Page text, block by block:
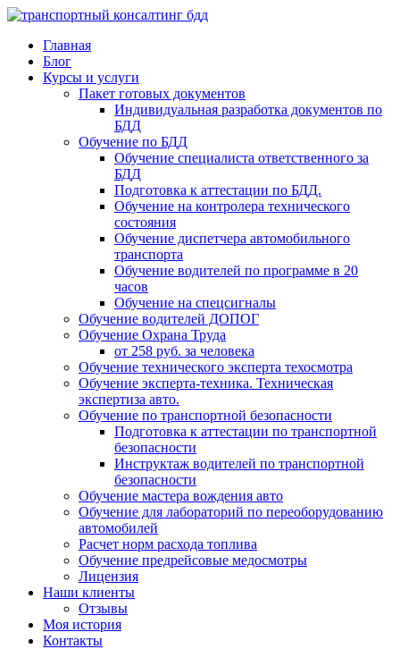
Главная
Блог
Курсы и услуги
Пакет готовых документов
Индивидуальная разработка документов по
БДД
Обучение по БДД
Обучение специалиста ответственного за
БДД
Подготовка к аттестации по БДД.
Обучение на контролера технического
состояния
Обучение диспетчера автомобильного
транспорта
Обучение водителей по программе в 20
часов
Обучение на спецсигналы
Обучение водителей ДОПОГ
Обучение Охрана Труда
от 258 руб. за человека
Обучение технического эксперта техосмотра
Обучение эксперта-техника. Техническая
экспертиза авто.
Обучение по транспортной безопасности
Подготовка к аттестации по транспортной
безопасности
Инструктаж водителей по транспортной
безопасности
Обучение мастера вождения авто
Обучение для лабораторий по переоборудованию
автомобилей
Расчет норм расхода топлива
Обучение предрейсовые медосмотры
Лицензия
Наши клиенты
Отзывы
Моя история
Контакты